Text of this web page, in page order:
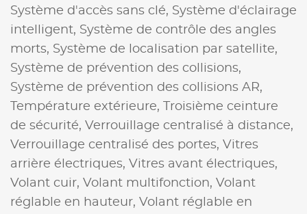
Système d'accès sans clé, Système d'éclairage
intelligent, Système de contrôle des angles
morts, Système de localisation par satellite,
Système de prévention des collisions,
Système de prévention des collisions AR,
Température extérieure,
Troisième ceinture
de sécurité, Verrouillage centralisé à distance,
Verrouillage centralisé des portes, Vitres
arrière électriques, Vitres avant électriques,
Volant cuir, Volant multifonction, Volant
réglable en hauteur, Volant réglable en